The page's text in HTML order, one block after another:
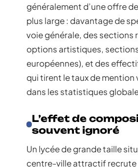
généralement d’une offre
plus large : davantage de
voie générale, des sections
options artistiques,
européennes), et des
qui tirent le taux de mention
dans les statistiques
L’effet de
souvent ignoré
Un lycée de grande taille
centre-ville attractif recrute